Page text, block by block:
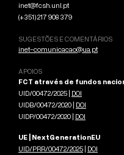
inet@fcsh.unl.pt
(+351) 217 908 379
SUGESTÕES E COMENTÁRIOS
inet-comunicacao@ua.pt
APOIOS
FCT através de fundos
UID/00472/2025 | DOI
UIDB/00472/2020 | DOI
UIDP/00472/2020 | DOI
UE | NextGenerationEU
UID/PRR/00472/2025 | DOI